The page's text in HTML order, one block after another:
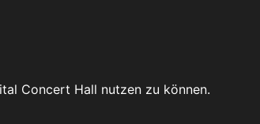
Concert Hall nutzen zu können.